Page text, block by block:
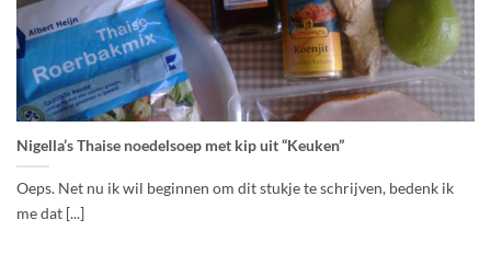
Nigella’s Thaise noedelsoep met kip uit “Keuken”
Oeps. Net nu ik wil beginnen om dit stukje te schrijven, bedenk ik
me dat [...]